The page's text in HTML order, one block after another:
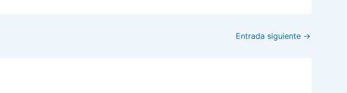
Entrada siguiente →